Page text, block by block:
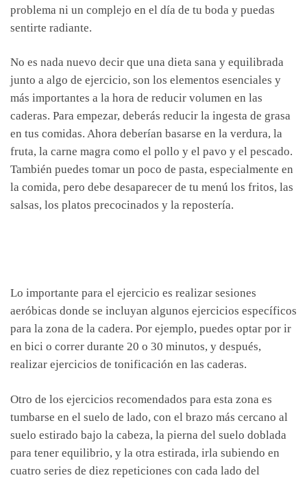
problema ni un complejo en el día de tu boda y puedas
sentirte radiante.
No es nada nuevo decir que una dieta sana y equilibrada
junto a algo de ejercicio, son los elementos esenciales y
más importantes a la hora de reducir volumen en las
caderas. Para empezar, deberás reducir la ingesta de grasa
en tus comidas. Ahora deberían basarse en la verdura, la
fruta, la carne magra como el pollo y el pavo y el pescado.
También puedes tomar un poco de pasta, especialmente en
la comida, pero debe desaparecer de tu menú los fritos, las
salsas, los platos precocinados y la repostería.
Lo importante para el ejercicio es realizar sesiones
aeróbicas donde se incluyan algunos ejercicios específicos
para la zona de la cadera. Por ejemplo, puedes optar por ir
en bici o correr durante 20 o 30 minutos, y después,
realizar ejercicios de tonificación en las caderas.
Otro de los ejercicios recomendados para esta zona es
tumbarse en el suelo de lado, con el brazo más cercano al
suelo estirado bajo la cabeza, la pierna del suelo doblada
para tener equilibrio, y la otra estirada, irla subiendo en
cuatro series de diez repeticiones con cada lado del